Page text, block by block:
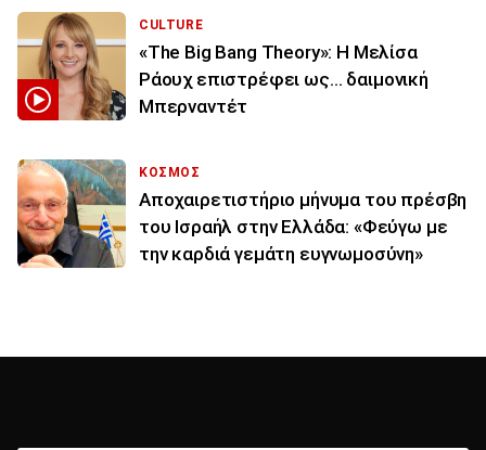
CULTURE
«The Big Bang Theory»: Η Μελίσα
Ράουχ επιστρέφει ως… δαιμονική
Μπερναντέτ
ΚΟΣΜΟΣ
Αποχαιρετιστήριο μήνυμα του πρέσβη
του Ισραήλ στην Ελλάδα: «Φεύγω με
την καρδιά γεμάτη ευγνωμοσύνη»